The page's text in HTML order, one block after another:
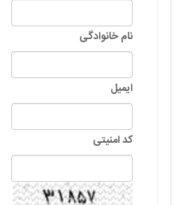
نام خانوادگی
ایمیل
کد امنیتی